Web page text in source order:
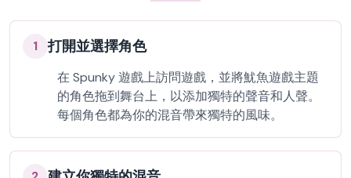
1 打開並選擇角色
在 Spunky 遊戲上訪問遊戲，並將魷魚遊戲主題
的角色拖到舞台上，以添加獨特的聲音和人聲。
每個角色都為你的混音帶來獨特的風味。